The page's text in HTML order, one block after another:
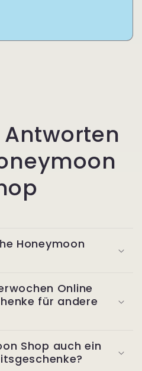
Antworten
Honeymoon
Online
für andere
Shop auch ein